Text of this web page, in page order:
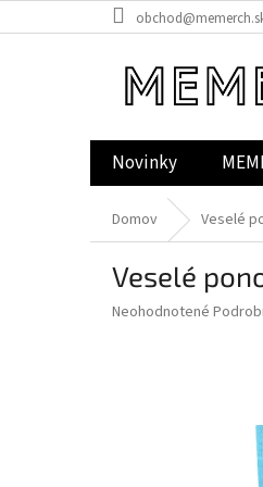
na
Novinky
Domov Veselé
Veselé
Priemerné
Neohodnotené